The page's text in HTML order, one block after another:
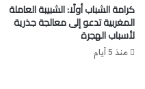
كرامة الشباب أولًا: الشبيبة العاملة
المغربية تدعو إلى معالجة جذرية
لأسباب الهجرة
منذ 5 أيام